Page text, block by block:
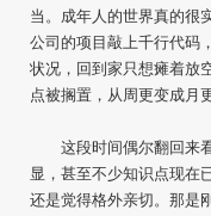
当。成年人的世界真的很
公司的项目敲上千行代码
状况，回到家只想瘫着放
点被搁置，从周更变成月
这段时间偶尔翻回来
显，甚至不少知识点现在
还是觉得格外亲切。那是